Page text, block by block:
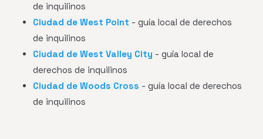
de inquilinos
Ciudad de West Point - guía local de derechos
de inquilinos
Ciudad de West Valley City - guía local de
derechos de inquilinos
Ciudad de Woods Cross - guía local de derechos
de inquilinos